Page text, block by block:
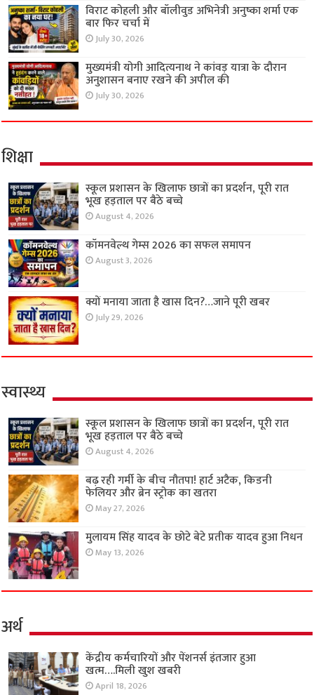
विराट कोहली और बॉलीवुड अभिनेत्री अनुष्का शर्मा एक
बार फिर चर्चा में
July 30, 2026
मुख्यमंत्री योगी आदित्यनाथ ने कांवड़ यात्रा के दौरान
अनुशासन बनाए रखने की अपील की
July 30, 2026
शिक्षा
स्कूल प्रशासन के खिलाफ छात्रों का प्रदर्शन, पूरी रात
भूख हड़ताल पर बैठे बच्चे
August 4, 2026
कॉमनवेल्थ गेम्स 2026 का सफल समापन
August 3, 2026
क्यों मनाया जाता है खास दिन?…जाने पूरी खबर
July 29, 2026
स्वास्थ्य
स्कूल प्रशासन के खिलाफ छात्रों का प्रदर्शन, पूरी रात
भूख हड़ताल पर बैठे बच्चे
August 4, 2026
बढ़ रही गर्मी के बीच नौतपा! हार्ट अटैक, किडनी
फेलियर और ब्रेन स्ट्रोक का खतरा
May 27, 2026
मुलायम सिंह यादव के छोटे बेटे प्रतीक यादव हुआ निधन
May 13, 2026
अर्थ
केंद्रीय कर्मचारियों और पेंशनर्स इंतजार हुआ
खत्म….मिली खुश खबरी
April 18, 2026